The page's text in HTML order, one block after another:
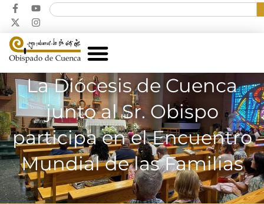
La Diócesis de Cuenca
junto al Sr. Obispo
participa en el Encuentro
Mundial de las Familias